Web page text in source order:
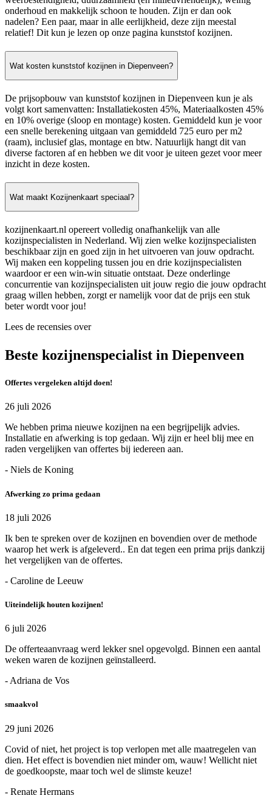
onderhoud en makkelijk schoon te houden. Zijn er dan ook
nadelen? Een paar, maar in alle eerlijkheid, deze zijn meestal
relatief! Dit kun je lezen op onze pagina kunststof kozijnen.
Wat kosten kunststof kozijnen in Diepenveen?
De prijsopbouw van kunststof kozijnen in Diepenveen kun je als
volgt kort samenvatten: Installatiekosten 45%, Materiaalkosten 45%
en 10% overige (sloop en montage) kosten. Gemiddeld kun je voor
een snelle berekening uitgaan van gemiddeld 725 euro per m2
(raam), inclusief glas, montage en btw. Natuurlijk hangt dit van
diverse factoren af en hebben we dit voor je uiteen gezet voor meer
inzicht in deze kosten.
Wat maakt Kozijnenkaart speciaal?
kozijnenkaart.nl opereert volledig onafhankelijk van alle
kozijnspecialisten in Nederland. Wij zien welke kozijnspecialisten
beschikbaar zijn en goed zijn in het uitvoeren van jouw opdracht.
Wij maken een koppeling tussen jou en drie kozijnspecialisten
waardoor er een win-win situatie ontstaat. Deze onderlinge
concurrentie van kozijnspecialisten uit jouw regio die jouw opdracht
graag willen hebben, zorgt er namelijk voor dat de prijs een stuk
beter wordt voor jou!
Lees de recensies over
Beste kozijnenspecialist in Diepenveen
Offertes vergeleken altijd doen!
26 juli 2026
We hebben prima nieuwe kozijnen na een begrijpelijk advies.
Installatie en afwerking is top gedaan. Wij zijn er heel blij mee en
raden vergelijken van offertes bij iedereen aan.
- Niels de Koning
Afwerking zo prima gedaan
18 juli 2026
Ik ben te spreken over de kozijnen en bovendien over de methode
waarop het werk is afgeleverd.. En dat tegen een prima prijs dankzij
het vergelijken van de offertes.
- Caroline de Leeuw
Uiteindelijk houten kozijnen!
6 juli 2026
De offerteaanvraag werd lekker snel opgevolgd. Binnen een aantal
weken waren de kozijnen geïnstalleerd.
- Adriana de Vos
smaakvol
29 juni 2026
Covid of niet, het project is top verlopen met alle maatregelen van
dien. Het effect is bovendien niet minder om, wauw! Wellicht niet
de goedkoopste, maar toch wel de slimste keuze!
- Renate Hermans